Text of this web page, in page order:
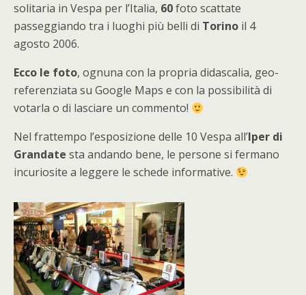
solitaria in Vespa per l’Italia, 60foto scattate
passeggiando tra i luoghi più belli di Torino il 4
agosto 2006.
Ecco le foto, ognuna con la propria didascalia, geo-
referenziata su Google Maps e con la possibilità di
votarla o di lasciare un commento!
Nel frattempo l’esposizione delle 10 Vespa all’Iper di
Grandate sta andando bene, le persone si fermano
incuriosite a leggere le schede informative.